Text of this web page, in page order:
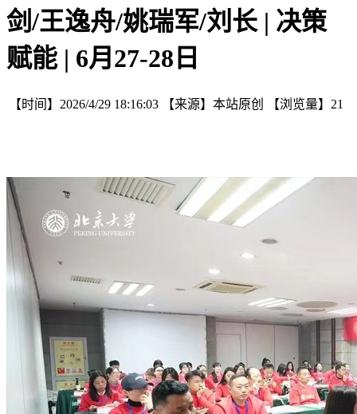
剑/王逸舟/姚瑞军/刘长 | 决策
赋能 | 6月27-28日
【时间】 2026/4/29 18:16:03 【来源】 本站原创 【浏览量】 21